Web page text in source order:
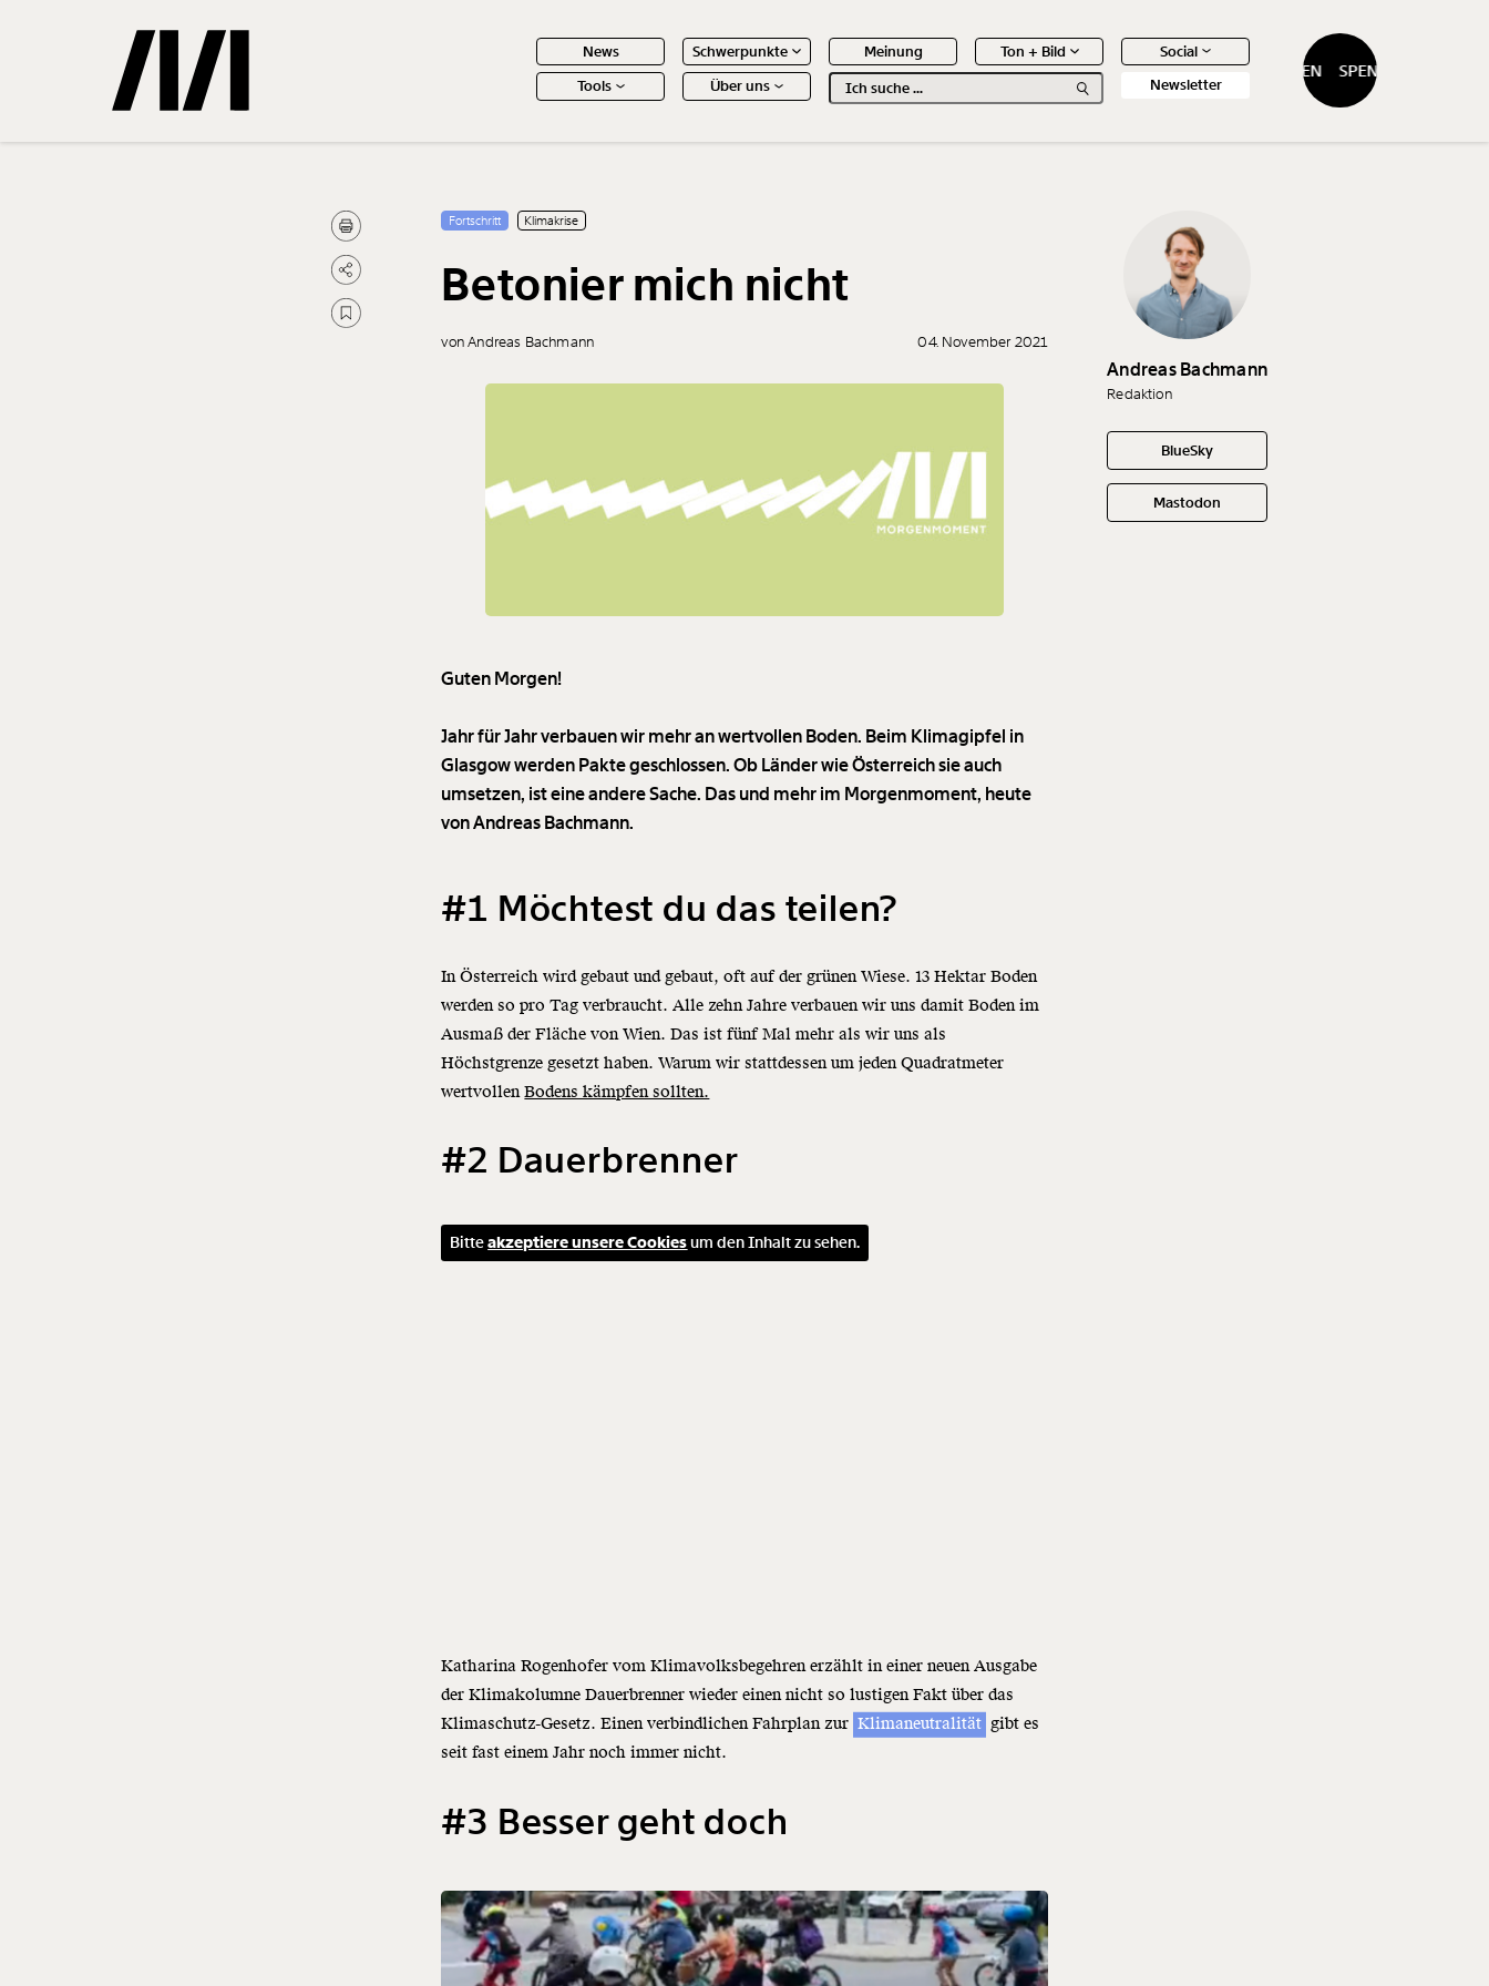
News Schwerpunkte Meinung Ton + Bild
Social
Tools
Über uns Newsletter
SPENDEN SPENDEN
Gemerkte Inhalte
Treffer Artikel
Fortschritt Klimakrise
Betonier mich nicht
von Andreas Bachmann 04. November 2021
Guten Morgen!
Jahr für Jahr verbauen wir mehr an wertvollen Boden. Beim Klimagipfel in
Glasgow werden Pakte geschlossen. Ob Länder wie Österreich sie auch
umsetzen, ist eine andere Sache. Das und mehr im Morgenmoment, heute
von Andreas Bachmann.
#1 Möchtest du das teilen?
In Österreich wird gebaut und gebaut, oft auf der grünen Wiese. 13 Hektar Boden
werden so pro Tag verbraucht. Alle zehn Jahre verbauen wir uns damit Boden im
Ausmaß der Fläche von Wien. Das ist fünf Mal mehr als wir uns als
Höchstgrenze gesetzt haben. Warum wir stattdessen um jeden Quadratmeter
wertvollenBodens kämpfen sollten.
#2 Dauerbrenner
Bitteakzeptiere unsere Cookiesum den Inhalt zu sehen.
Katharina Rogenhofer vom Klimavolksbegehren erzählt in einer neuen Ausgabe
der Klimakolumne Dauerbrenner wieder einen nicht so lustigen Fakt über das
Klimaschutz-Gesetz. Einen verbindlichen Fahrplan zur Klimaneutralität gibt es
seit fast einem Jahr noch immer nicht.
#3 Besser geht doch
Andreas Bachmann
Redaktion
BlueSky
Mastodon